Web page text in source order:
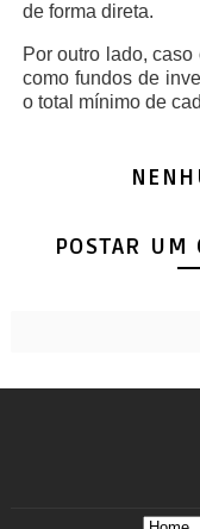
de forma direta.
Por outro lado,
como fundos de
o total mínimo de
POSTAR UM